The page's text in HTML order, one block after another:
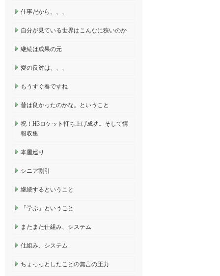
仕事だから、、、
自分が見ている世界はこんなに狭いのか
継続は成果の元
愛の反対は、、、
もうすぐ春ですね
昔は良かったのかな。ということ
祝！H3ロケット打ち上げ成功。そして情
報収集
本屋巡り
シニア割引
継続するということ
「学ぶ」ということ
またまた仕組み、システム
仕組み、システム
ちょっっとしたことの無言の圧力